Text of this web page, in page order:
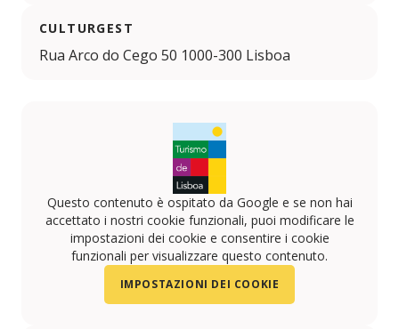
CULTURGEST
Rua Arco do Cego 50 1000-300 Lisboa
Questo contenuto è ospitato da Google e se non hai
accettato i nostri cookie funzionali, puoi modificare le
impostazioni dei cookie e consentire i cookie
funzionali per visualizzare questo contenuto.
IMPOSTAZIONI DEI COOKIE